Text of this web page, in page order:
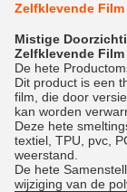
Zelfklevende Film
Mistige
Zelfklevende Film
De hete
Dit product is een
film, die door
kan worden
Deze hete
textiel, TPU, pvc,
weerstand.
De hete
wijziging van de